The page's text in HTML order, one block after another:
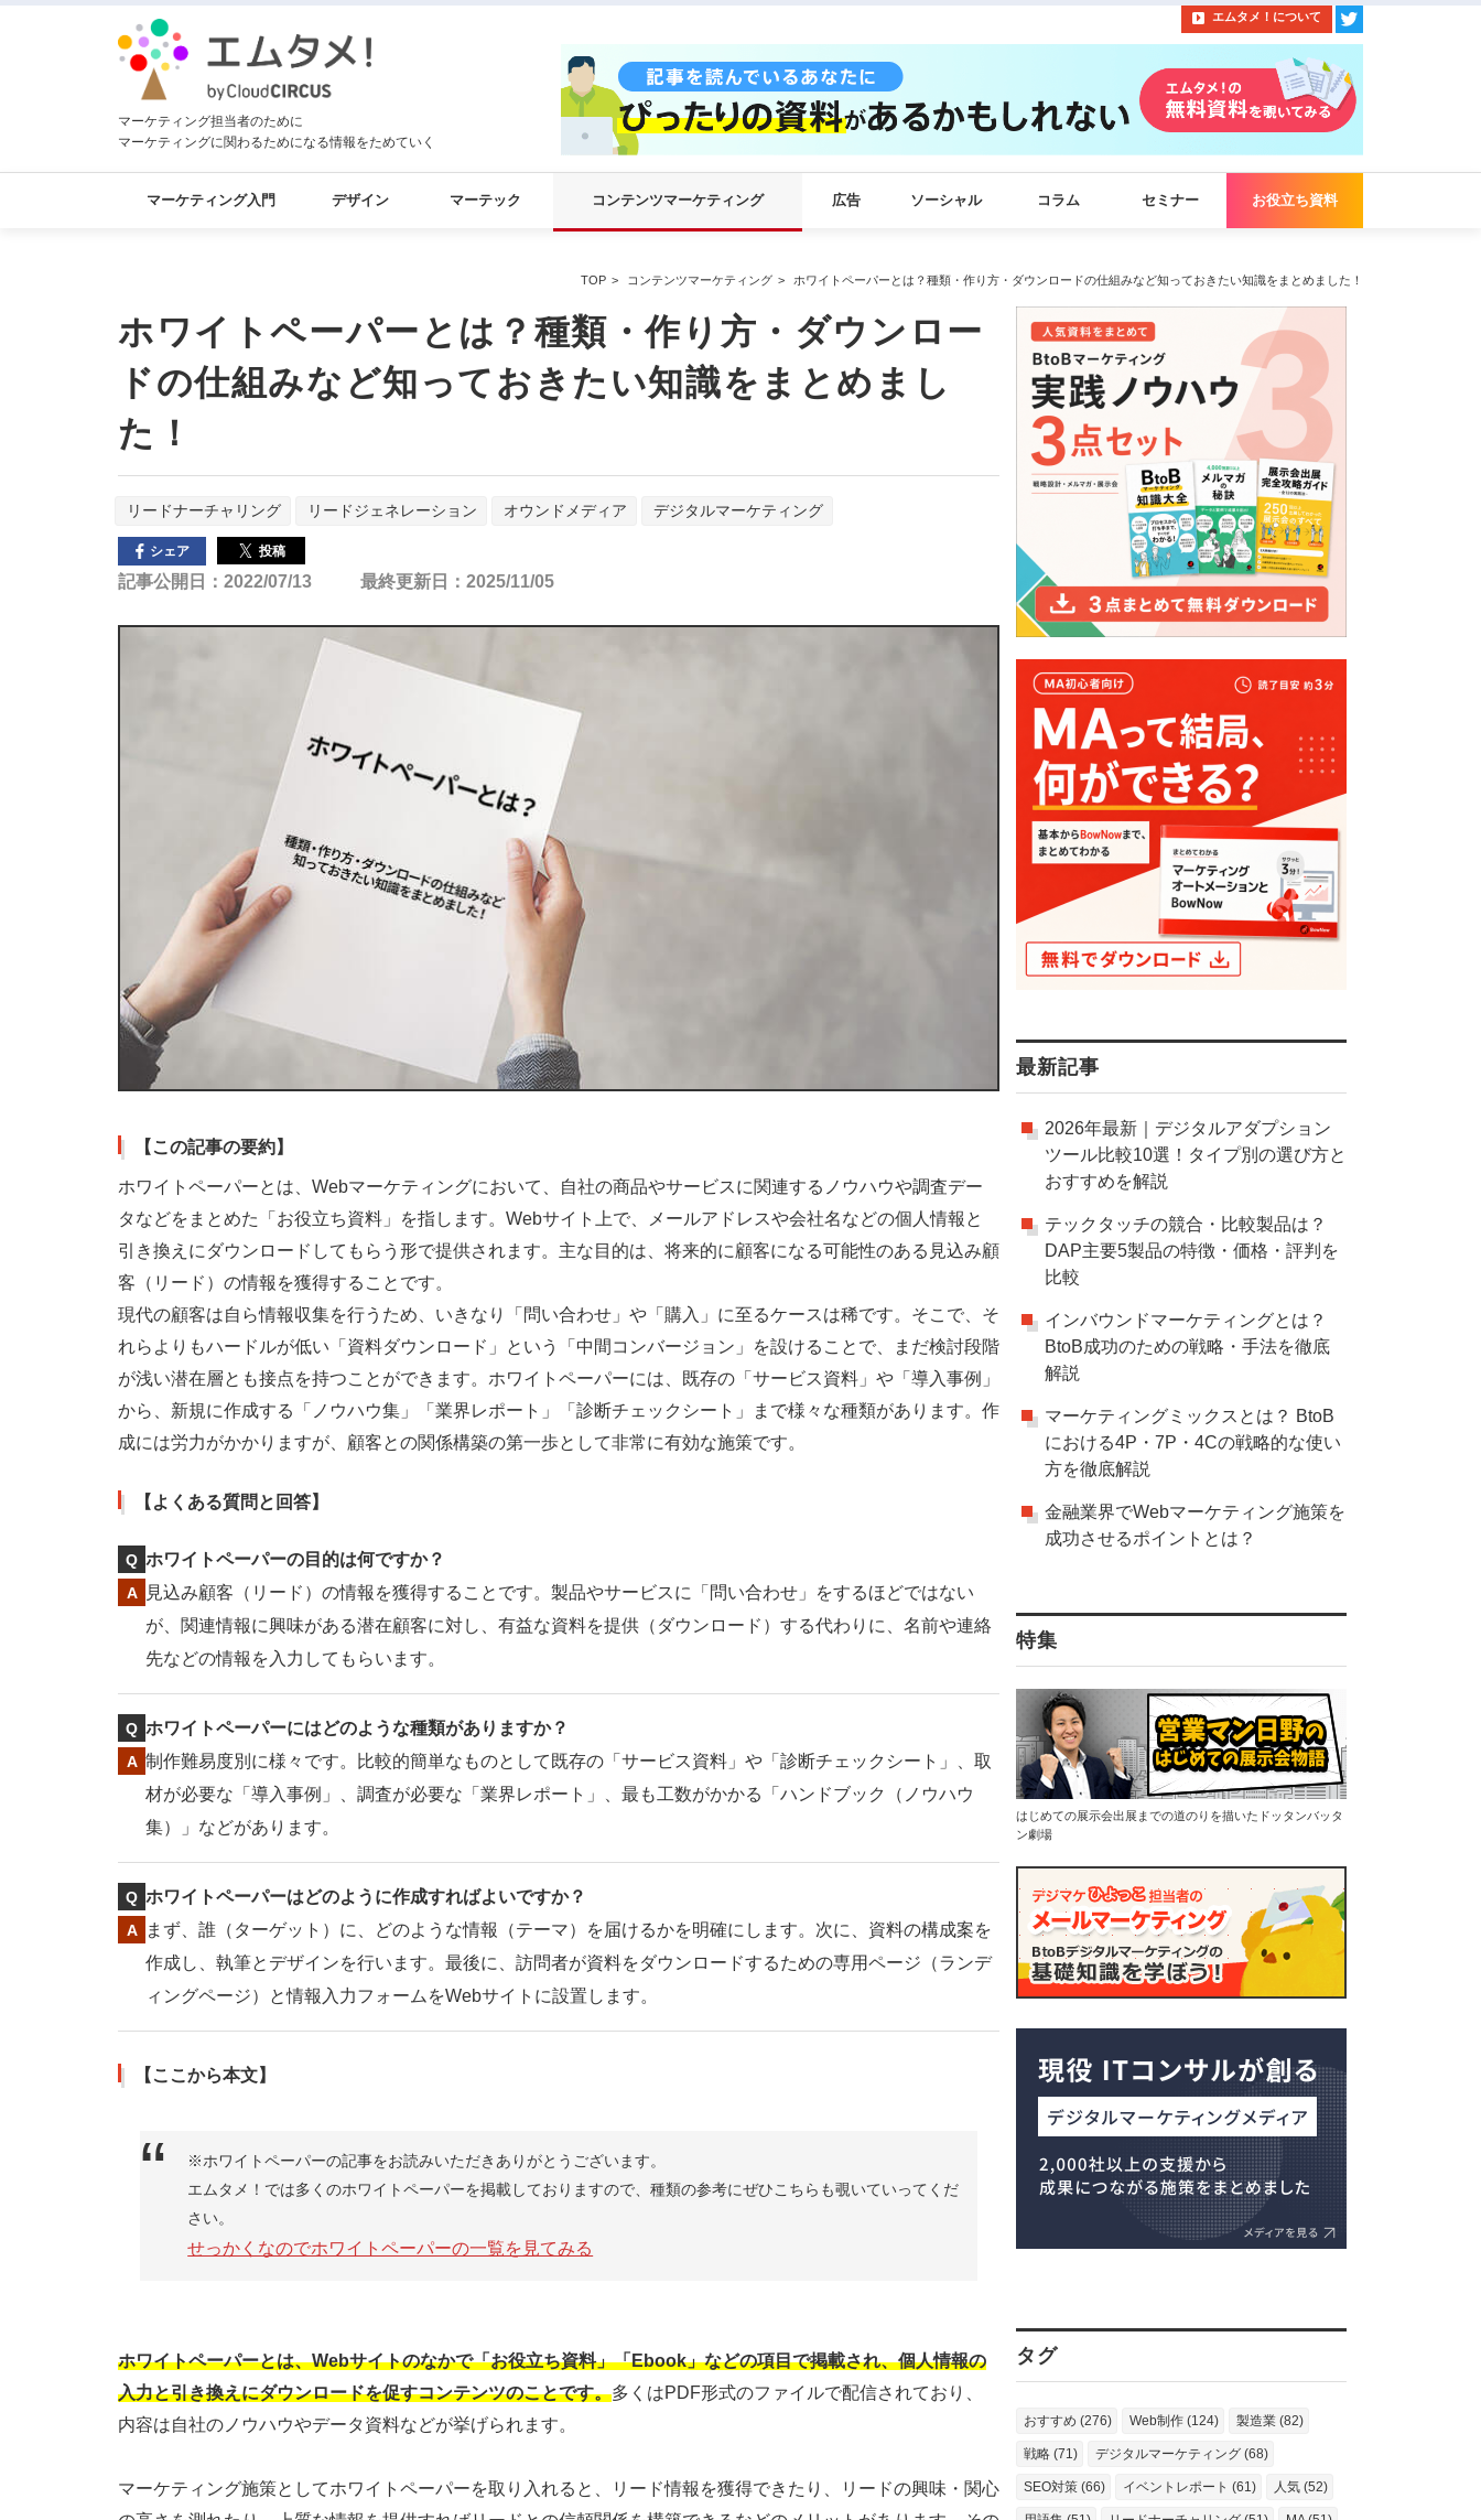
エムタメ！について
マーケティング担当者のために
マーケティングに関わるためになる情報をためていく
マーケティング入門 デザイン マーテック コンテンツマーケティング 広告 ソーシャル コラム セミナー お役立ち資料
TOP コンテンツマーケティング ホワイトペーパーとは？種類・作り方・ダウンロードの仕組みなど知っておきたい知識をまとめました！
ホワイトペーパーとは？種類・作り方・ダウンロー
ドの仕組みなど知っておきたい知識をまとめまし
た！
リードナーチャリング リードジェネレーション オウンドメディア デジタルマーケティング
シェア 投稿
記事公開日：2022/07/13 最終更新日：2025/11/05
【この記事の要約】
ホワイトペーパーとは、Webマーケティングにおいて、自社の商品やサービスに関連するノウハウや調査デー
タなどをまとめた「お役立ち資料」を指します。Webサイト上で、メールアドレスや会社名などの個人情報と
引き換えにダウンロードしてもらう形で提供されます。主な目的は、将来的に顧客になる可能性のある見込み顧
客（リード）の情報を獲得することです。
現代の顧客は自ら情報収集を行うため、いきなり「問い合わせ」や「購入」に至るケースは稀です。そこで、そ
れらよりもハードルが低い「資料ダウンロード」という「中間コンバージョン」を設けることで、まだ検討段階
が浅い潜在層とも接点を持つことができます。ホワイトペーパーには、既存の「サービス資料」や「導入事例」
から、新規に作成する「ノウハウ集」「業界レポート」「診断チェックシート」まで様々な種類があります。作
成には労力がかかりますが、顧客との関係構築の第一歩として非常に有効な施策です。
【よくある質問と回答】
ホワイトペーパーの目的は何ですか？
見込み顧客（リード）の情報を獲得することです。製品やサービスに「問い合わせ」をするほどではない
が、関連情報に興味がある潜在顧客に対し、有益な資料を提供（ダウンロード）する代わりに、名前や連絡
先などの情報を入力してもらいます。
ホワイトペーパーにはどのような種類がありますか？
制作難易度別に様々です。比較的簡単なものとして既存の「サービス資料」や「診断チェックシート」、取
材が必要な「導入事例」、調査が必要な「業界レポート」、最も工数がかかる「ハンドブック（ノウハウ
集）」などがあります。
ホワイトペーパーはどのように作成すればよいですか？
まず、誰（ターゲット）に、どのような情報（テーマ）を届けるかを明確にします。次に、資料の構成案を
作成し、執筆とデザインを行います。最後に、訪問者が資料をダウンロードするための専用ページ（ランデ
ィングページ）と情報入力フォームをWebサイトに設置します。
【ここから本文】
※ホワイトペーパーの記事をお読みいただきありがとうございます。
エムタメ！では多くのホワイトペーパーを掲載しておりますので、種類の参考にぜひこちらも覗いていってくだ
さい。
せっかくなのでホワイトペーパーの一覧を見てみる
ホワイトペーパーとは、Webサイトのなかで「お役立ち資料」「Ebook」などの項目で掲載され、個人情報の
入力と引き換えにダウンロードを促すコンテンツのことです。多くはPDF形式のファイルで配信されており、
内容は自社のノウハウやデータ資料などが挙げられます。
マーケティング施策としてホワイトペーパーを取り入れると、リード情報を獲得できたり、リードの興味・関心
最新記事
2026年最新｜デジタルアダプション
ツール比較10選！タイプ別の選び方と
おすすめを解説
テックタッチの競合・比較製品は？
DAP主要5製品の特徴・価格・評判を
比較
インバウンドマーケティングとは？
BtoB成功のための戦略・手法を徹底
解説
マーケティングミックスとは？ BtoB
における4P・7P・4Cの戦略的な使い
方を徹底解説
金融業界でWebマーケティング施策を
成功させるポイントとは？
特集
はじめての展示会出展までの道のりを描いたドッタンバッタ
ン劇場
タグ
おすすめ (276) Web制作 (124) 製造業 (82)
戦略 (71) デジタルマーケティング (68)
SEO対策 (66) イベントレポート (61) 人気 (52)